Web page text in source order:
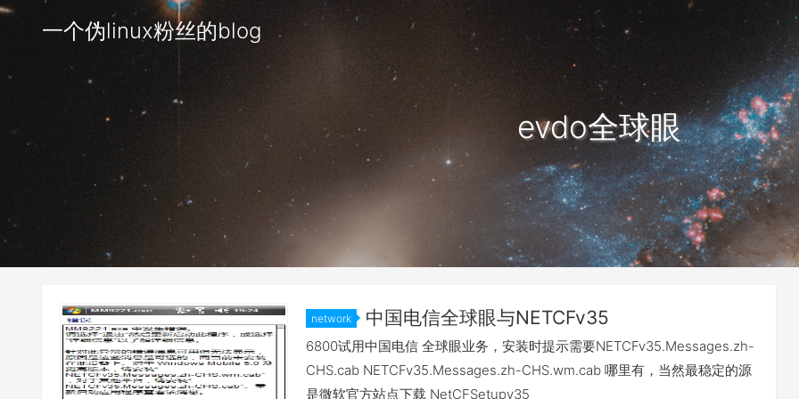
一个伪linux粉丝的blog
evdo全球眼
network 中国电信全球眼与NETCFv35
6800试用中国电信 全球眼业务，安装时提示需要NETCFv35.Messages.zh-
CHS.cab NETCFv35.Messages.zh-CHS.wm.cab 哪里有，当然最稳定的源
是微软官方站点下载 NetCFSetupv35